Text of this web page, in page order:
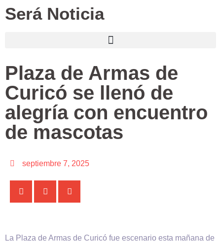
Será Noticia
Plaza de Armas de
Curicó se llenó de
alegría con encuentro
de mascotas
septiembre 7, 2025
La Plaza de Armas de Curicó fue escenario esta mañana de